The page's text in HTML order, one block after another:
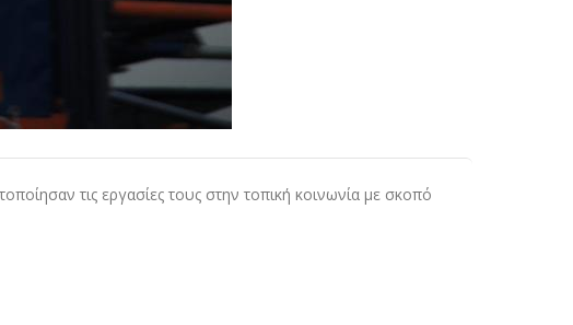
τις εργασίες τους στην τοπική κοινωνία με σκοπό